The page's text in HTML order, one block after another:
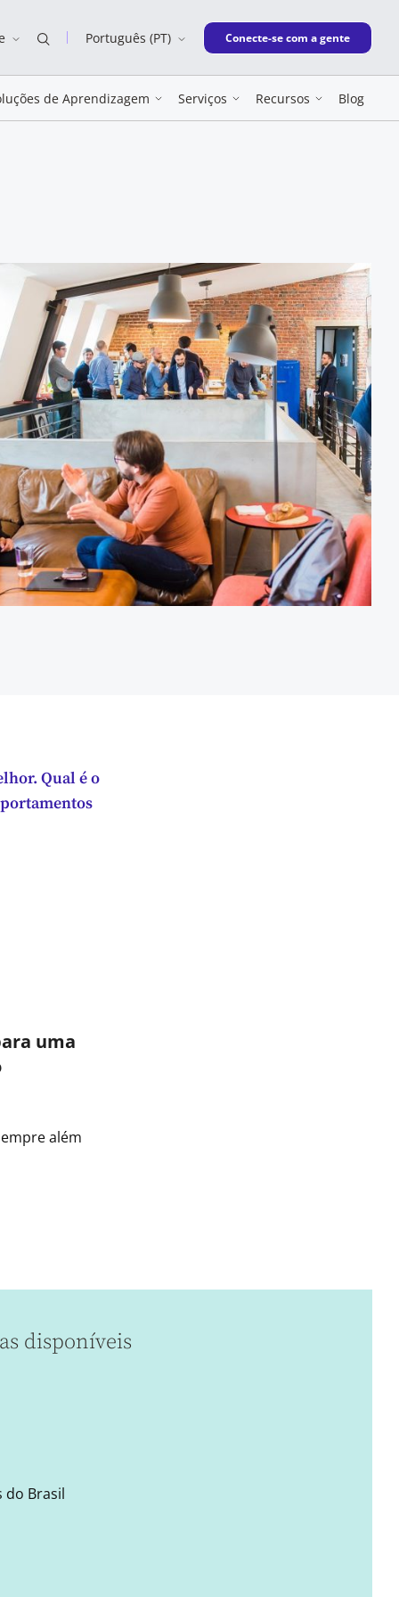
Português (PT) New window
Conecte-se com a gente
de Aprendizagem Serviços Recursos Blog
Qual é o
uma
além
disponíveis
do Brasil